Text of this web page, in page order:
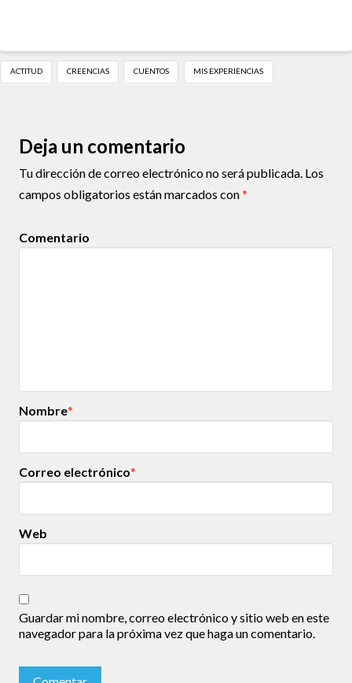
ACTITUD CREENCIAS CUENTOS MIS EXPERIENCIAS
Deja un comentario
Tu dirección de correo electrónico no será publicada. Los
campos obligatorios están marcados con*
Comentario
Nombre*
Correo electrónico*
Web
Guardar mi nombre, correo electrónico y sitio web en este
navegador para la próxima vez que haga un comentario.